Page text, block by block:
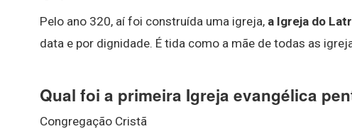
Pelo ano 320, aí foi construída uma igreja, a Igreja do
data e por dignidade. É tida como a mãe de todas as
Qual foi a primeira Igreja evangélica
Congregação Cristã